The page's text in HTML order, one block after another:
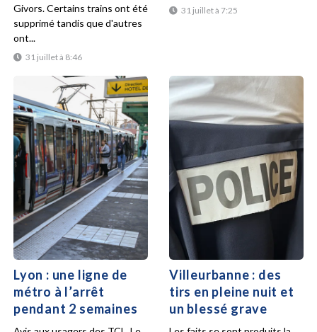
31 juillet à 8:46
Givors. Certains trains ont été
supprimé tandis que d'autres
ont...
31 juillet à 7:25
Lyon : une ligne de
métro à l’arrêt
pendant 2 semaines
Villeurbanne : des
tirs en pleine nuit et
un blessé grave